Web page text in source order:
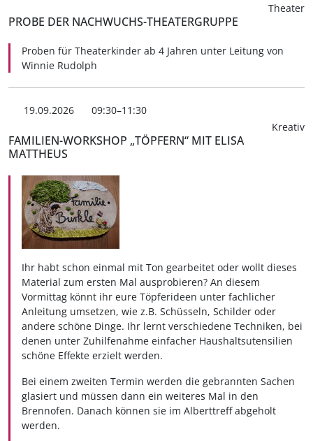
Theater
PROBE DER NACHWUCHS-THEATERGRUPPE
Proben für Theaterkinder ab 4 Jahren unter Leitung von
Winnie Rudolph
19.09.2026
09:30–11:30
Kreativ
FAMILIEN-WORKSHOP „TÖPFERN“ MIT ELISA
MATTHEUS
Ihr habt schon einmal mit Ton gearbeitet oder wollt dieses
Material zum ersten Mal ausprobieren? An diesem
Vormittag könnt ihr eure Töpferideen unter fachlicher
Anleitung umsetzen, wie z.B. Schüsseln, Schilder oder
andere schöne Dinge. Ihr lernt verschiedene Techniken, bei
denen unter Zuhilfenahme einfacher Haushaltsutensilien
schöne Effekte erzielt werden.
Bei einem zweiten Termin werden die gebrannten Sachen
glasiert und müssen dann ein weiteres Mal in den
Brennofen. Danach können sie im Alberttreff abgeholt
werden.